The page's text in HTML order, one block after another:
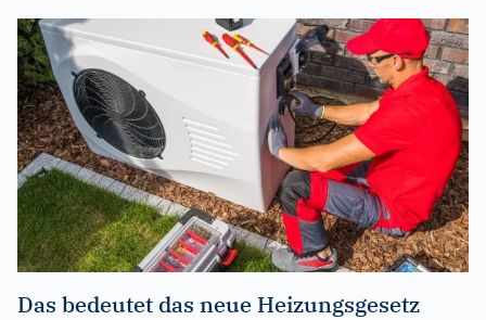
Das bedeutet das neue Heizungsgesetz